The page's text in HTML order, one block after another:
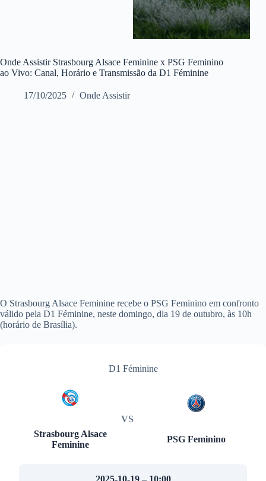
Onde Assistir Strasbourg Alsace Feminine x PSG Feminino
ao Vivo: Canal, Horário e Transmissão da D1 Féminine
17/10/2025 Onde Assistir
O Strasbourg Alsace Feminine recebe o PSG Feminino em confronto
válido pela D1 Féminine, neste domingo, dia 19 de outubro, às 10h
(horário de Brasília).
D1 Féminine
Strasbourg Alsace
Feminine
VS
PSG Feminino